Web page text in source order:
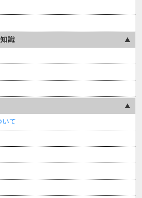
ことは任意ですが、当社が提供をお
提供頂けない場合、当該の業務遂行
利益を被ることがございます。
の取扱いについて
は、当社の個人情報保護マネジメン
切に管理し廃棄させて頂きます。
識
て